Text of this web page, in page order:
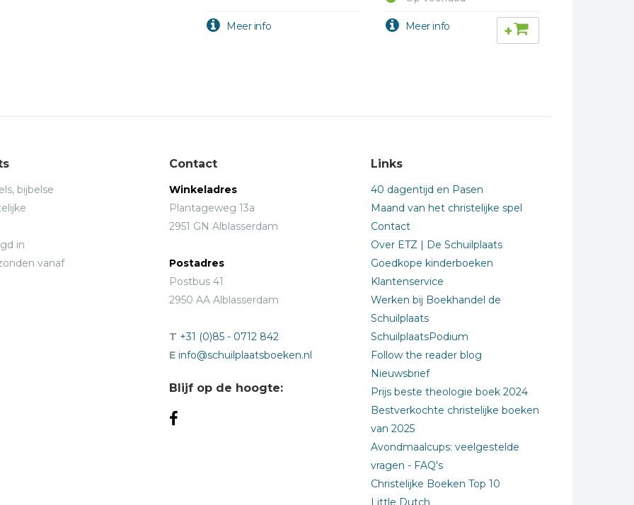
+
bijbelse
in
vanaf
Contact
Winkeladres
Plantageweg 13a
2951 GN Alblasserdam
Postadres
Postbus 41
2950 AA Alblasserdam
T +31 (0)85 - 0712 842
E info@schuilplaatsboeken.nl
Blijf op de hoogte:
Links
40 dagentijd en Pasen
Maand van het christelijke spel
Contact
Over ETZ | De Schuilplaats
Goedkope kinderboeken
Klantenservice
Werken bij Boekhandel de
Schuilplaats
SchuilplaatsPodium
Follow the reader blog
Nieuwsbrief
Prijs beste theologie boek 2024
Bestverkochte christelijke boeken
van 2025
Avondmaalcups: veelgestelde
vragen - FAQ's
Christelijke Boeken Top 10
Little Dutch